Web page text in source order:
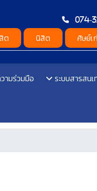
074-
ต นิสิต ศิษย์เ
ามร่วมมือ ระบบสารสน